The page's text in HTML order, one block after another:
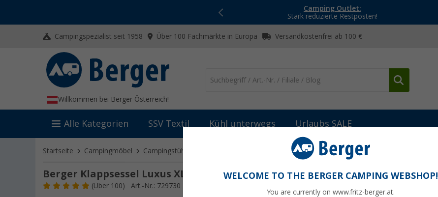
Camping Outlet:
Stark reduzierte Restposten!
Campingspezialist seit 1958 Über 100 Fachmärkte in Europa Versandkostenfrei ab 100 €
Willkommen bei Berger Österreich!
Alle Kategorien SSV Textil Kühl unterwegs Urlaubs SALE
Startseite Campingmöbel Campingstühle Berger Klappsessel Luxus XL
Berger Klappsessel Luxus XL grau
(Über100) Art.-Nr.: 729730
WELCOME TO THE BERGER CAMPING WEBSHOP!
You are currently on www.fritz-berger.at.